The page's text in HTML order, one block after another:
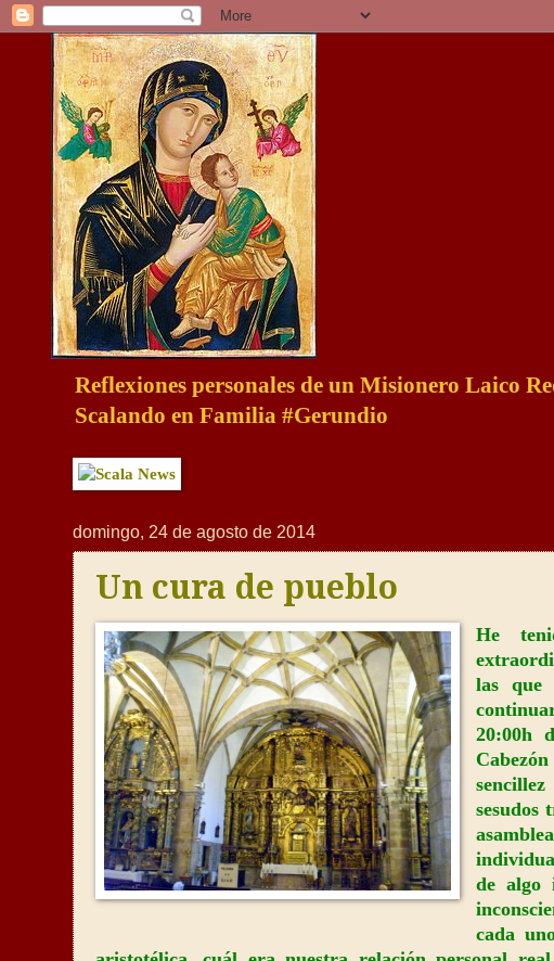
Reflexiones personales de un Misionero Laico
Scalando en Familia #Gerundio
domingo, 24 de agosto de 2014
Un cura de pueblo
He
las que
20:00h
sesudos
de algo
cada